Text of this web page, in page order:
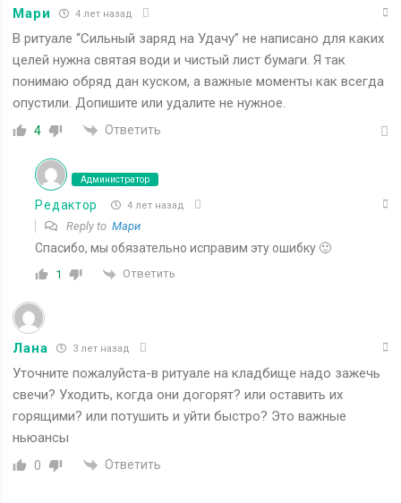
Мари 4 лет назад
В ритуале “Сильный заряд на Удачу” не написано для каких
целей нужна святая води и чистый лист бумаги. Я так
понимаю обряд дан куском, а важные моменты как всегда
опустили. Допишите или удалите не нужное.
4 Ответить
Администратор
Редактор 4 лет назад
Reply toМари
Спасибо, мы обязательно исправим эту ошибку 🙂
1 Ответить
Лана 3 лет назад
Уточните пожалуйста-в ритуале на кладбище надо зажечь
свечи? Уходить, когда они догорят? или оставить их
горящими? или потушить и уйти быстро? Это важные
ньюансы
0 Ответить